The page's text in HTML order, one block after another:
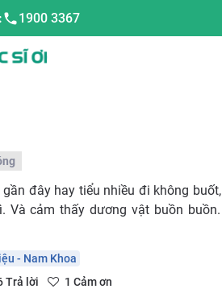
1900 3367
gần đây hay tiểu nhiều đi không
Và cảm thấy dương vật buồn
- Nam Khoa
Trả lời 1 Cảm ơn